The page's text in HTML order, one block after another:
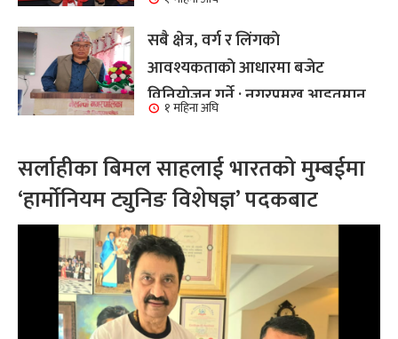
कार्य सम्पन्न
सबै क्षेत्र, वर्ग र लिंगकाे
आवश्यकताकाे आधारमा बजेट
विनियाेजन गर्ने : नगरप्रमुख आइतमान
तामाङ
१ महिना अघि
सर्लाहीका बिमल साहलाई भारतको मुम्बईमा
‘हार्मोनियम ट्युनिङ विशेषज्ञ’ पदकबाट
सम्मानित